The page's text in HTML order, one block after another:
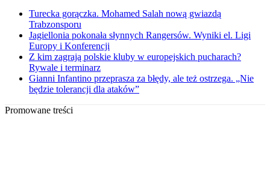
Turecka gorączka. Mohamed Salah nową gwiazdą
Trabzonsporu
Jagiellonia pokonała słynnych Rangersów. Wyniki el. Ligi
Europy i Konferencji
Z kim zagrają polskie kluby w europejskich pucharach?
Rywale i terminarz
Gianni Infantino przeprasza za błędy, ale też ostrzega. „Nie
będzie tolerancji dla ataków”
Promowane treści